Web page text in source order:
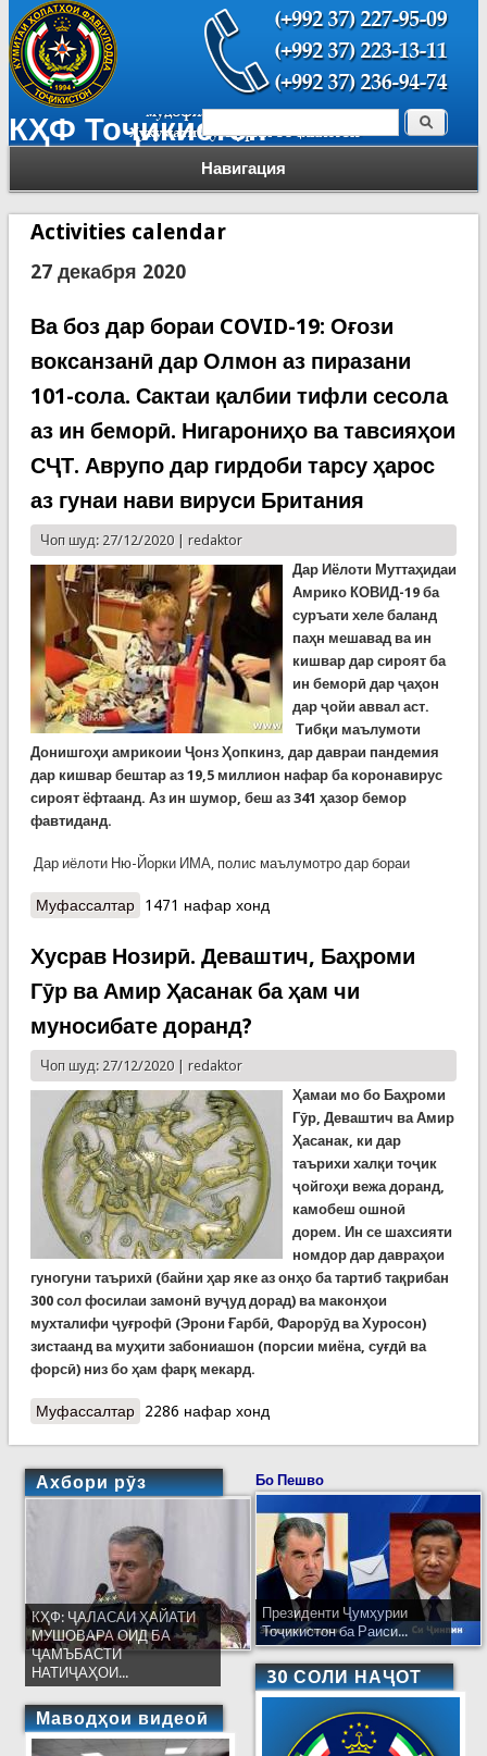
КҲФ Тоҷикистон
Навигация
Форма поиска Поиск
Activities calendar
27 декабря 2020
Ва боз дар бораи COVID-19: Оғози
воксанзанӣ дар Олмон аз пиразани
101-сола. Сактаи қалбии тифли сесола
аз ин беморӣ. Нигарониҳо ва тавсияҳои
СҶТ. Аврупо дар гирдоби тарсу ҳарос
аз гунаи нави вируси Британия
Чоп шуд: 27/12/2020 | redaktor
Дар Иёлоти Муттаҳидаи
Амрико КОВИД-19 ба
суръати хеле баланд
паҳн мешавад ва ин
кишвар дар сироят ба
ин беморӣ дар ҷаҳон
дар ҷойи аввал аст.
Тибқи маълумоти
Донишгоҳи амрикоии Ҷонз Ҳопкинз, дар давраи пандемия
дар кишвар бештар аз 19,5 миллион нафар ба коронавирус
сироят ёфтаанд. Аз ин шумор, беш аз 341 ҳазор бемор
фавтиданд.
Дар иёлоти Ню-Йорки ИМА, полис маълумотро дар бораи
Муфассалтаро Ва боз дар бораи COVID-19: Оғози воксанзанӣ
қалбии тифли сесола аз ин беморӣ. Нигарониҳо
ва тавсияҳои СҶТ. Аврупо дар гирдоби тарсу
ҳарос аз гунаи нави вируси Британия
1471 нафар хонд
Хусрав Нозирӣ. Деваштич, Баҳроми
Гӯр ва Амир Ҳасанак ба ҳам чи
муносибате доранд?
Чоп шуд: 27/12/2020 | redaktor
Ҳамаи мо бо Баҳроми
Гӯр, Деваштич ва Амир
Ҳасанак, ки дар
таърихи халқи тоҷик
ҷойгоҳи вежа доранд,
камобеш ошноӣ
дорем. Ин се шахсияти
номдор дар давраҳои
гуногуни таърихӣ (байни ҳар яке аз онҳо ба тартиб тақрибан
300 сол фосилаи замонӣ вуҷуд дорад) ва маконҳои
мухталифи ҷуғрофӣ (Эрони Ғарбӣ, Фарорӯд ва Хуросон)
зистаанд ва муҳити забониашон (порсии миёна, суғдӣ ва
форсӣ) низ бо ҳам фарқ мекард.
Муфассалтаро Хусрав Нозирӣ. Деваштич, Баҳроми Гӯр ва
2286 нафар хонд
Ахбори рӯз
КҲФ: ҶАЛАСАИ ҲАЙАТИ
МУШОВАРА ОИД БА
ҶАМЪБАСТИ
НАТИҶАҲОИ...
Маводҳои видеоӣ
Бо Пешво
Президенти Ҷумҳурии
Тоҷикистон ба Раиси...
30 СОЛИ НАҶОТ